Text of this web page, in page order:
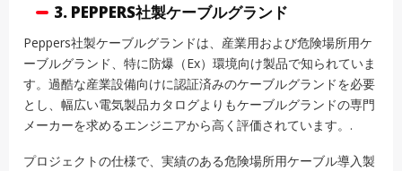
3. PEPPERS社製ケーブルグランド
Peppers社製ケーブルグランドは、産業用および危険場所用ケ
ーブルグランド、特に防爆（Ex）環境向け製品で知られていま
す。過酷な産業設備向けに認証済みのケーブルグランドを必要
とし、幅広い電気製品カタログよりもケーブルグランドの専門
メーカーを求めるエンジニアから高く評価されています。.
プロジェクトの仕様で、実績のある危険場所用ケーブル導入製